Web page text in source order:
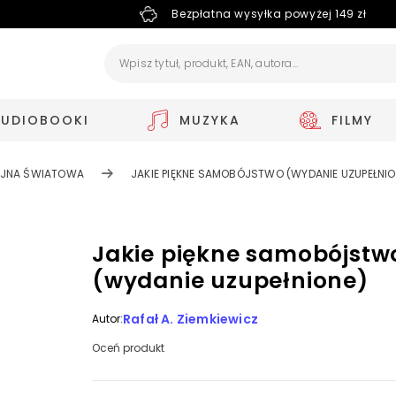
Bezpłatna wysyłka powyżej 149 zł
MUZYKA FILMY
ŚWIATOWA JAKIE PIĘKNE SAMOBÓJSTWO (WYDANIE
Jakie piękne
(wydanie uzupełnione)
Autor:Rafał A. Ziemkiewicz
Oceń produkt